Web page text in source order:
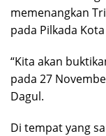
memenangkan
pada Pilkada
“Kita akan
pada 27
Dagul.
Di tempat yang